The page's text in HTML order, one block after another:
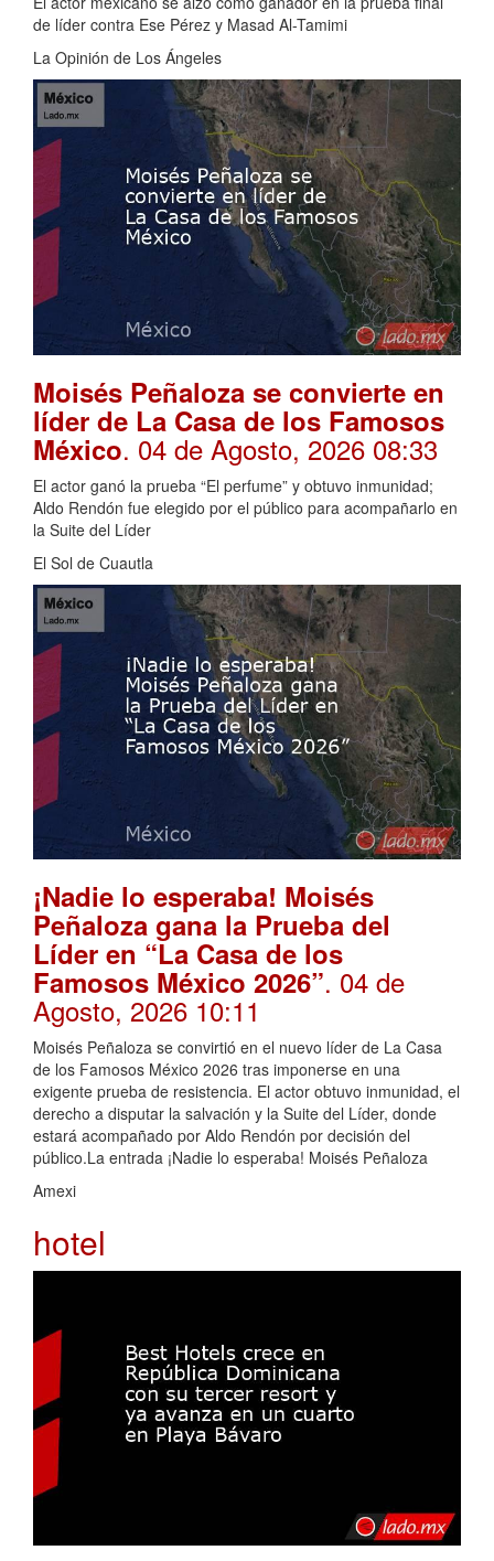
de líder contra Ese Pérez y Masad Al-Tamimi
La Opinión de Los Ángeles
Moisés Peñaloza se convierte en
líder de La Casa de los Famosos
México. 04 de Agosto, 2026 08:33
El actor ganó la prueba “El perfume” y obtuvo inmunidad;
Aldo Rendón fue elegido por el público para acompañarlo en
la Suite del Líder
El Sol de Cuautla
¡Nadie lo esperaba! Moisés
Peñaloza gana la Prueba del
Líder en “La Casa de los
Famosos México 2026”. 04 de
Agosto, 2026 10:11
Moisés Peñaloza se convirtió en el nuevo líder de La Casa
de los Famosos México 2026 tras imponerse en una
exigente prueba de resistencia. El actor obtuvo inmunidad, el
derecho a disputar la salvación y la Suite del Líder, donde
estará acompañado por Aldo Rendón por decisión del
público.La entrada ¡Nadie lo esperaba! Moisés Peñaloza
Amexi
hotel